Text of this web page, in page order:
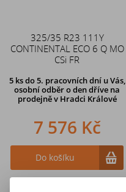
325/35 R23 111Y
CONTINENTAL ECO 6 Q MO
CSi FR
5 ks do 5. pracovních dní u Vás,
osobní odběr o den dříve na
prodejněv Hradci Králové
7 576 Kč
Do košíku